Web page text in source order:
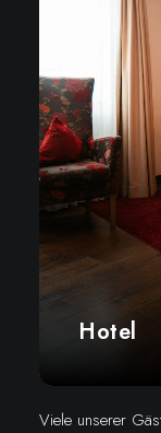
Hotel
Viele unserer